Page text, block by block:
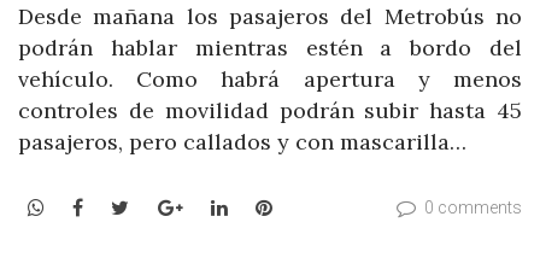
Desde mañana los pasajeros del Metrobús no
podrán hablar mientras estén a bordo del
vehículo. Como habrá apertura y menos
controles de movilidad podrán subir hasta 45
pasajeros, pero callados y con mascarilla…
WhatsApp
Facebook
TwitterGoogle+LinkedInPinterest 0 comments